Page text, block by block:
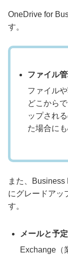
OneDrive for
す。
ファイル
ファイル
どこから
ップされ
た場合に
また、
にグレードアッ
す。
メールと予
Exchange（